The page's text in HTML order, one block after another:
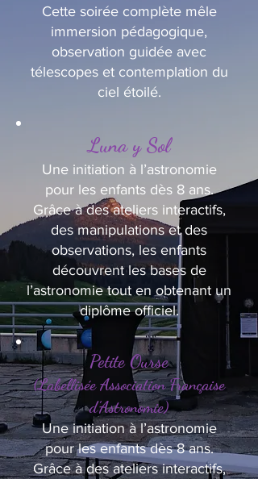
Cette soirée complète mêle
immersion pédagogique,
observation guidée avec
télescopes et contemplation du
ciel étoilé.
Luna y Sol
Une initiation à l’astronomie
pour les enfants dès 8 ans.
Grâce à des ateliers interactifs,
des manipulations et des
observations, les enfants
découvrent les bases de
l’astronomie tout en obtenant un
diplôme officiel.
Petite Ourse
(Labellisée Association Française
d’Astronomie)
Une initiation à l’astronomie
pour les enfants dès 8 ans.
Grâce à des ateliers interactifs,